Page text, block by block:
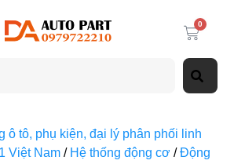
0
ô tô, phụ kiện, đại lý phân phối linh
Việt Nam / Hệ thống động cơ /Động